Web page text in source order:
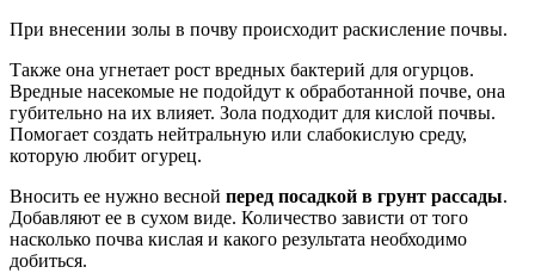
При внесении золы в почву происходит раскисление почвы.
Также она угнетает рост вредных бактерий для огурцов.
Вредные насекомые не подойдут к обработанной почве, она
губительно на их влияет. Зола подходит для кислой почвы.
Помогает создать нейтральную или слабокислую среду,
которую любит огурец.
Вносить ее нужно весной перед посадкой в грунт рассады.
Добавляют ее в сухом виде. Количество зависти от того
насколько почва кислая и какого результата необходимо
добиться.